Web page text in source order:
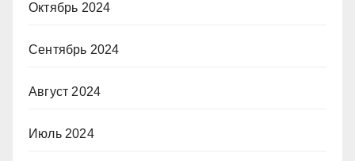
Октябрь 2024
Сентябрь 2024
Август 2024
Июль 2024